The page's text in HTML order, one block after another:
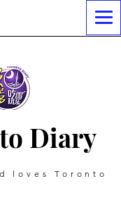
Diary
loves Toronto